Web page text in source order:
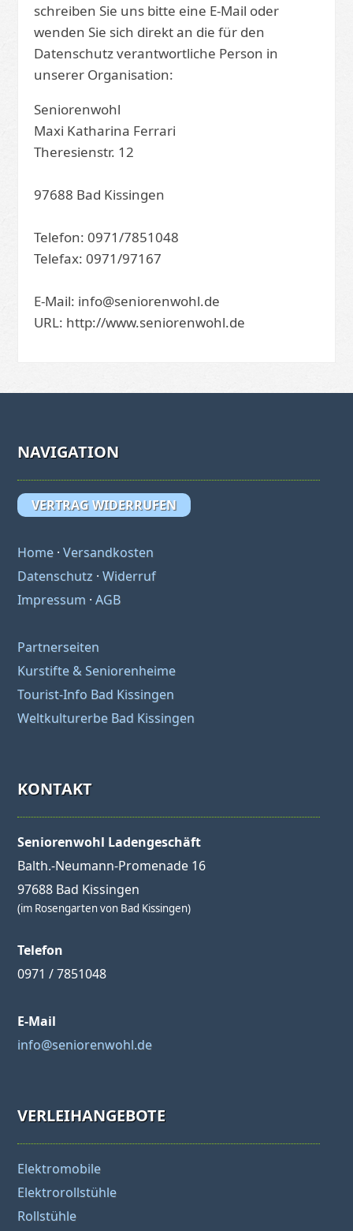
schreiben Sie uns bitte eine E-Mail oder
wenden Sie sich direkt an die für den
Datenschutz verantwortliche Person in
unserer Organisation:
Seniorenwohl
Maxi Katharina Ferrari
Theresienstr. 12
97688 Bad Kissingen
Telefon: 0971/7851048
Telefax: 0971/97167
E-Mail: info@seniorenwohl.de
URL: http://www.seniorenwohl.de
NAVIGATION
VERTRAG WIDERRUFEN
Home ·Versandkosten
Datenschutz ·Widerruf
Impressum ·AGB
Partnerseiten
Kurstifte & Seniorenheime
Tourist-Info Bad Kissingen
Weltkulturerbe Bad Kissingen
KONTAKT
Seniorenwohl Ladengeschäft
Balth.-Neumann-Promenade 16
97688 Bad Kissingen
(im Rosengarten von Bad Kissingen)
Telefon
0971 / 7851048
E-Mail
info@seniorenwohl.de
VERLEIHANGEBOTE
Elektromobile
Elektrorollstühle
Rollstühle